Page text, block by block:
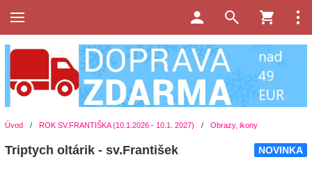
Úvod / ROK SV.FRANTIŠKA (10.1.2026 - 10.1. 2027) / Obrazy, ikony
NOVINKA
Triptych oltárik - sv.František